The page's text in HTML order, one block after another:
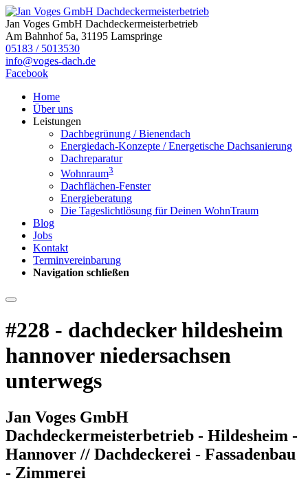
Jan Voges GmbH Dachdeckermeisterbetrieb
Am Bahnhof 5a, 31195 Lamspringe
05183 / 5013530
info@voges-dach.de
Facebook
Home
Über uns
Leistungen
Dachbegrünung / Bienendach
Energiedach-Konzepte / Energetische Dachsanierung
Dachreparatur
Wohnraum3
Dachflächen-Fenster
Energieberatung
Die Tageslichtlösung für Deinen WohnTraum
Blog
Jobs
Kontakt
Terminvereinbarung
Navigation schließen
#228 - dachdecker hildesheim
hannover niedersachsen
unterwegs
Jan Voges GmbH
Dachdeckermeisterbetrieb - Hildesheim -
Hannover // Dachdeckerei - Fassadenbau
- Zimmerei